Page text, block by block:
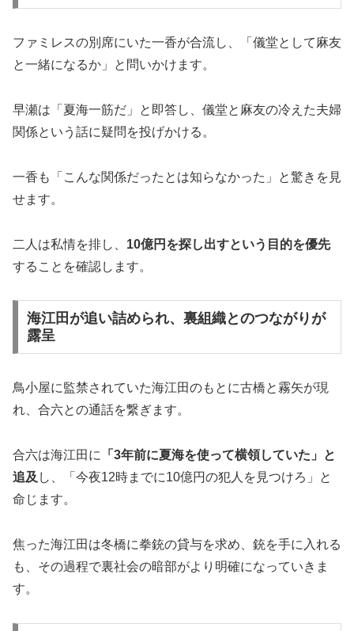
ファミレスの別席にいた一香が合流し、「儀堂として麻友
と一緒になるか」と問いかけます。
早瀬は「夏海一筋だ」と即答し、儀堂と麻友の冷えた夫婦
関係という話に疑問を投げかける。
一香も「こんな関係だったとは知らなかった」と驚きを見
せます。
二人は私情を排し、 10億円を探し出すという目的を優先
することを確認します。
海江田が追い詰められ、裏組織とのつながりが
露呈
鳥小屋に監禁されていた海江田のもとに古橋と霧矢が現
れ、合六との通話を繋ぎます。
合六は海江田に
「3年前に夏海を使って横領していた」と
追及 し、「今夜12時までに10億円の犯人を見つけろ」と
命じます。
焦った海江田は冬橋に拳銃の貸与を求め、銃を手に入れる
も、その過程で裏社会の暗部がより明確になっていきま
す。